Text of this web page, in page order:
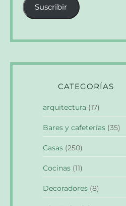
electrónico
Suscribir
CATEGORÍAS
arquitectura (17)
Bares y cafeterías (35)
Casas (250)
Cocinas (11)
Decoradores (8)